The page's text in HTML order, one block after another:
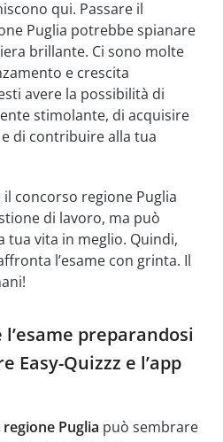
qui. Passare il
Puglia potrebbe spianare
brillante. Ci sono molte
e crescita
avere la possibilità di
stimolante, di acquisire
di contribuire alla tua
concorso regione Puglia
di lavoro, ma può
tua vita in meglio. Quindi,
l’esame con grinta. Il
preparandosi
Easy-Quizzz e l’app
Puglia può sembrare